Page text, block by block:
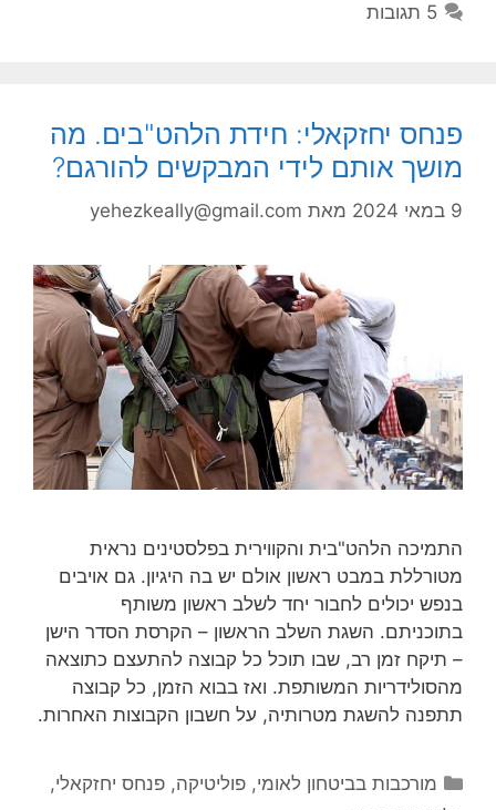
5 תגובות
פנחס יחזקאלי: חידת הלהט"בים. מה
מושך אותם לידי המבקשים להורגם?
9 במאי 2024 מאת yehezkeally@gmail.com
התמיכה הלהט"בית והקווירית בפלסטינים נראית
מטורללת במבט ראשון אולם יש בה היגיון. גם אויבים
בנפש יכולים לחבור יחד לשלב ראשון משותף
בתוכניתם. השגת השלב הראשון – הקרסת הסדר הישן
– תיקח זמן רב, שבו תוכל כל קבוצה להתעצם כתוצאה
מהסולידריות המשותפת. ואז בבוא הזמן, כל קבוצה
תתפנה להשגת מטרותיה, על חשבון הקבוצות האחרות.
קטגוריות
מורכבות בביטחון לאומי,פוליטיקה,פנחס יחזקאלי,